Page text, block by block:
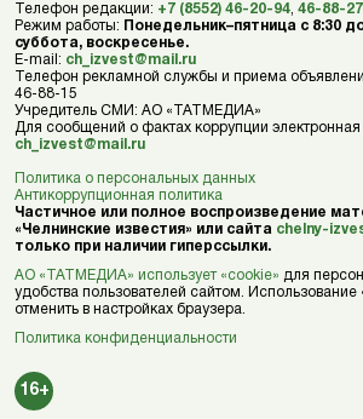
Телефон редакции: +7 (8552) 46-20-94 46-88-27
Режим работы: Понедельник–пятница с 8:30
суббота, воскресенье.
E-mail: ch_izvest@mail.ru
Телефон рекламной службы и приема
46-88-15
Учредитель СМИ: АО «ТАТМЕДИА»
Для сообщений о фактах коррупции
ch_izvest@mail.ru
Политика о персональных данных
Антикоррупционная политика
Частичное или полное воспроизведение
«Челнинские известия» или сайта chelny-
только при наличии гиперссылки.
АО «ТАТМЕДИА» использует «cookie» для
удобства пользователей сайтом.
отменить в настройках браузера.
Политика конфиденциальности
16+